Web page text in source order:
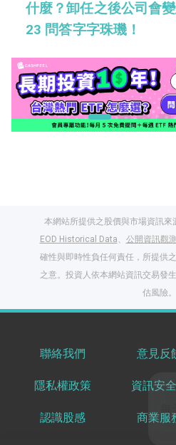
什麼？卸任之後公司會
23 問答字字珠璣！
本網站所提供之股價與市場資訊來
EOD Historical Data、 公開資訊觀
確性與即時性負任何責任，所提供
之意。投資人依本網站資訊交易發
估風險。
聯絡我們 意見反
隱私權政策 資訊安
認識股感 商業服